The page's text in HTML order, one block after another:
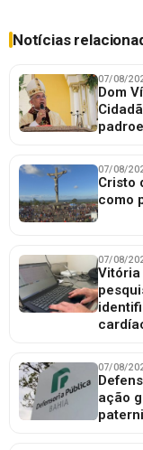
Notícias
07/08/
Dom
07/08/
Cristo
como
07/08/
Vitória
07/08/
ação